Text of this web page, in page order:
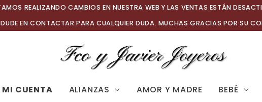
REALIZANDO CAMBIOS EN NUESTRA WEB Y LAS VENTAS ESTÁN
EN CONTACTAR PARA CUALQUIER DUDA. MUCHAS GRACIAS POR SU
MI CUENTA ALIANZAS AMOR Y MADRE BEBÉ